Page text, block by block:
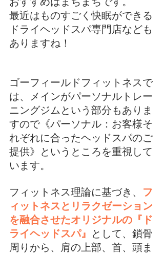
最近はものすごく快眠ができる
ドライヘッドスパ専門店なども
ありますね！
ゴーフィールドフィットネスで
は、メインがパーソナルトレー
ニングジムという部分もありま
すので《パーソナル：お客様そ
れぞれに合ったヘッドスパのご
提供》というところを重視して
います。
フィットネス理論に基づき、 フ
ィットネスとリラクゼーション
を融合させたオリジナルの『ド
ライヘッドスパ』
として、鎖骨
周りから、肩の上部、首、頭ま